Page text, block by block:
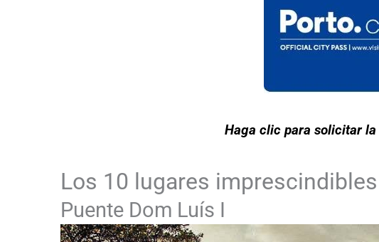
Haga clic para solicitar la
Los 10 lugares
Puente Dom Luís I